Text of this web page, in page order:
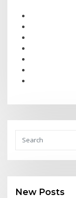
New Posts